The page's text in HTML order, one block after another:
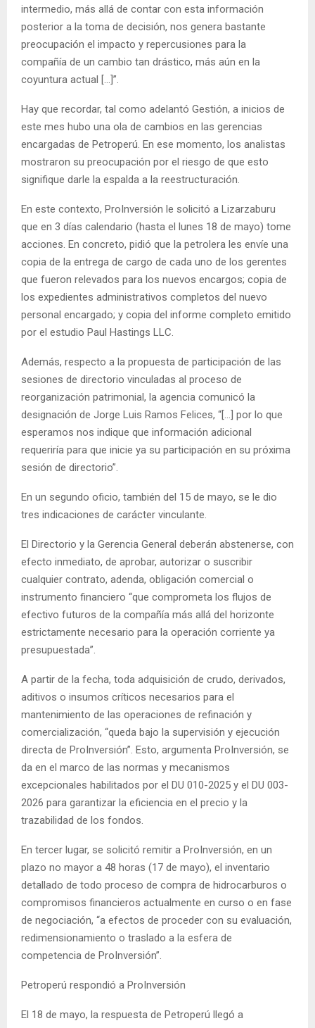
intermedio, más allá de contar con esta información
posterior a la toma de decisión, nos genera bastante
preocupación el impacto y repercusiones para la
compañía de un cambio tan drástico, más aún en la
coyuntura actual […]”.
Hay que recordar, tal como adelantó Gestión, a inicios de
este mes hubo una ola de cambios en las gerencias
encargadas de Petroperú. En ese momento, los analistas
mostraron su preocupación por el riesgo de que esto
signifique darle la espalda a la reestructuración.
En este contexto, ProInversión le solicitó a Lizarzaburu
que en 3 días calendario (hasta el lunes 18 de mayo) tome
acciones. En concreto, pidió que la petrolera les envíe una
copia de la entrega de cargo de cada uno de los gerentes
que fueron relevados para los nuevos encargos; copia de
los expedientes administrativos completos del nuevo
personal encargado; y copia del informe completo emitido
por el estudio Paul Hastings LLC.
Además, respecto a la propuesta de participación de las
sesiones de directorio vinculadas al proceso de
reorganización patrimonial, la agencia comunicó la
designación de Jorge Luis Ramos Felices, “[…] por lo que
esperamos nos indique que información adicional
requeriría para que inicie ya su participación en su próxima
sesión de directorio”.
En un segundo oficio, también del 15 de mayo, se le dio
tres indicaciones de carácter vinculante.
El Directorio y la Gerencia General deberán abstenerse, con
efecto inmediato, de aprobar, autorizar o suscribir
cualquier contrato, adenda, obligación comercial o
instrumento financiero “que comprometa los flujos de
efectivo futuros de la compañía más allá del horizonte
estrictamente necesario para la operación corriente ya
presupuestada”.
A partir de la fecha, toda adquisición de crudo, derivados,
aditivos o insumos críticos necesarios para el
mantenimiento de las operaciones de refinación y
comercialización, “queda bajo la supervisión y ejecución
directa de ProInversión”. Esto, argumenta ProInversión, se
da en el marco de las normas y mecanismos
excepcionales habilitados por el DU 010-2025 y el DU 003-
2026 para garantizar la eficiencia en el precio y la
trazabilidad de los fondos.
En tercer lugar, se solicitó remitir a ProInversión, en un
plazo no mayor a 48 horas (17 de mayo), el inventario
detallado de todo proceso de compra de hidrocarburos o
compromisos financieros actualmente en curso o en fase
de negociación, “a efectos de proceder con su evaluación,
redimensionamiento o traslado a la esfera de
competencia de ProInversión”.
Petroperú respondió a ProInversión
El 18 de mayo, la respuesta de Petroperú llegó a